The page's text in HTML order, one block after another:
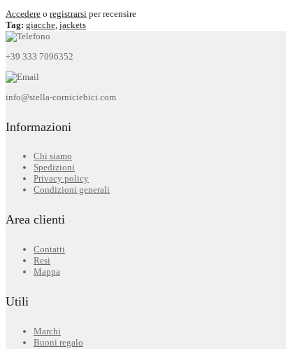
Accedere o registrarsi per recensire
Tag: giacche jackets
+39 333 7096352
info@stella-corniciebici.com
Informazioni
Chi siamo
Spedizioni
Privacy policy
Condizioni generali
Area clienti
Contatti
Resi
Mappa
Utili
Marchi
Buoni regalo